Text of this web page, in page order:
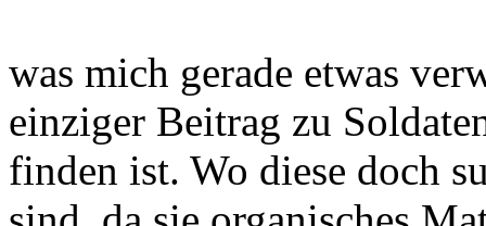
was mich gerade etwas
einziger Beitrag zu
finden ist. Wo diese doch